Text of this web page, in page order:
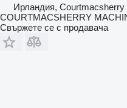
Ирландия, Courtmacsherry
COURTMACSHERRY
Свържете се с продавача